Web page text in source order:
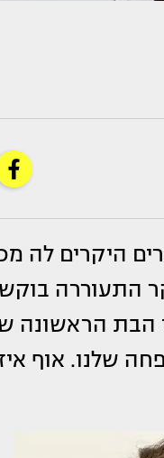
היקרים לה
הבוקר התעוררה
הבת הראשונה
ביחד. את המשפחה שלנו.